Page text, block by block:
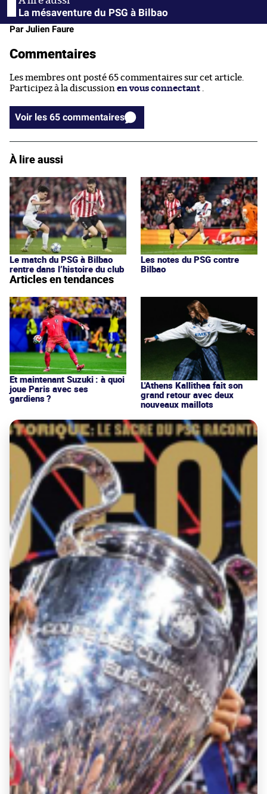
La mésaventure du PSG à Bilbao
Par Julien Faure
Commentaires
Les membres ont posté 65 commentaires sur cet article.
Participez à la discussion en vous connectant .
Voir les 65 commentaires
À lire aussi
Le match du PSG à Bilbao
rentre dans l’histoire du club
Les notes du PSG contre
Bilbao
Articles en tendances
Et maintenant Suzuki : à quoi
joue Paris avec ses
gardiens ?
L'Athens Kallithea fait son
grand retour avec deux
nouveaux maillots